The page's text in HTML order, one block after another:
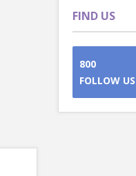
FIND US
800
FOLLOW US